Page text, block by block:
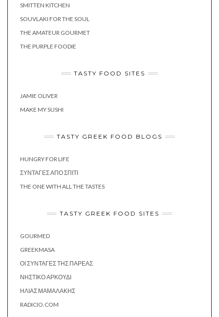
SMITTEN KITCHEN
SOUVLAKI FOR THE SOUL
THE AMATEUR GOURMET
THE PURPLE FOODIE
TASTY FOOD SITES
JAMIE OLIVER
MAKE MY SUSHI
TASTY GREEK FOOD BLOGS
HUNGRY FOR LIFE
ΣΥΝΤΑΓΈΣ ΑΠΌ ΣΠΊΤΙ
THE ONE WITH ALL THE TASTES
TASTY GREEK FOOD SITES
GOURMED
GREEKMASA
ΟΙ ΣΥΝΤΑΓΈΣ ΤΗΣ ΠΑΡΈΑΣ
ΝΗΣΤΙΚΌ ΑΡΚΟΎΔΙ
ΗΛΊΑΣ ΜΑΜΑΛΆΚΗΣ
RADICIO.COM